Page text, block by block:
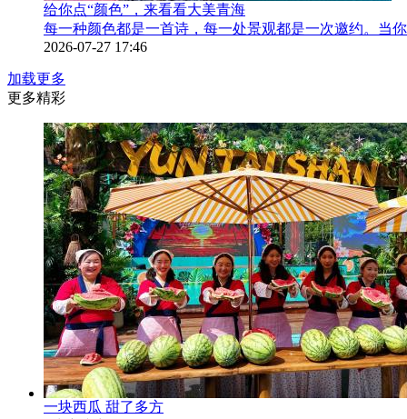
给你点“颜色”，来看看大美青海
每一种颜色都是一首诗，每一处景观都是一次邀约。当
2026-07-27 17:46
加载更多
更多精彩
一块西瓜 甜了多方